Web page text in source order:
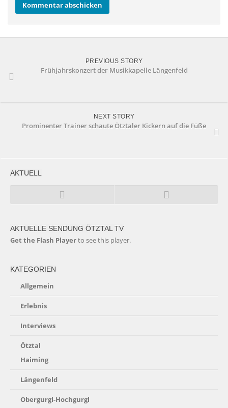
PREVIOUS STORY
Frühjahrskonzert der Musikkapelle Längenfeld
NEXT STORY
Prominenter Trainer schaute Ötztaler Kickern auf die Füße
AKTUELL
AKTUELLE SENDUNG ÖTZTAL TV
Get the Flash Playerto see this player.
KATEGORIEN
Allgemein
Erlebnis
Interviews
Ötztal
Haiming
Längenfeld
Obergurgl-Hochgurgl